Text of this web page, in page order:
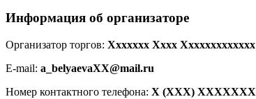
Информация об организаторе
Организатор торгов: Xxxxxxx Xxxx Xxxxxxxxxxxxx
E-mail: a_belyaevaXX@mail.ru
Номер контактного телефона: X (XXX) XXXXXXX